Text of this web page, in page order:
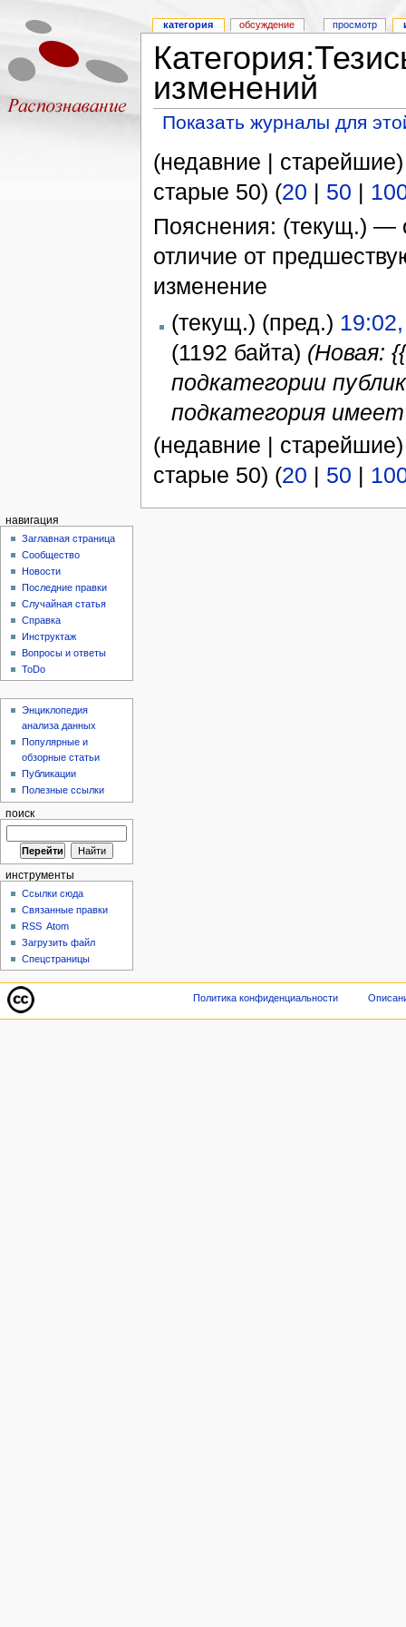
изменений
Показать журналы для
(недавние |
старые 50) (20 | 50 |
Пояснения: (текущ.) —
отличие от
изменение
(текущ.) (пред.)
(1192 байта) (Новая:
подкатегории
подкатегория
(недавние |
старые 50) (20 | 50 |
категория обсуждение просмотр
навигация
Заглавная страница
Сообщество
Новости
Последние правки
Случайная статья
Справка
Инструктаж
Вопросы и ответы
ToDo
Энциклопедия
анализа данных
Популярные и
обзорные статьи
Публикации
Полезные ссылки
поиск
инструменты
Ссылки сюда
Связанные правки
RSS Atom
Загрузить файл
Спецстраницы
Политика конфиденциальности